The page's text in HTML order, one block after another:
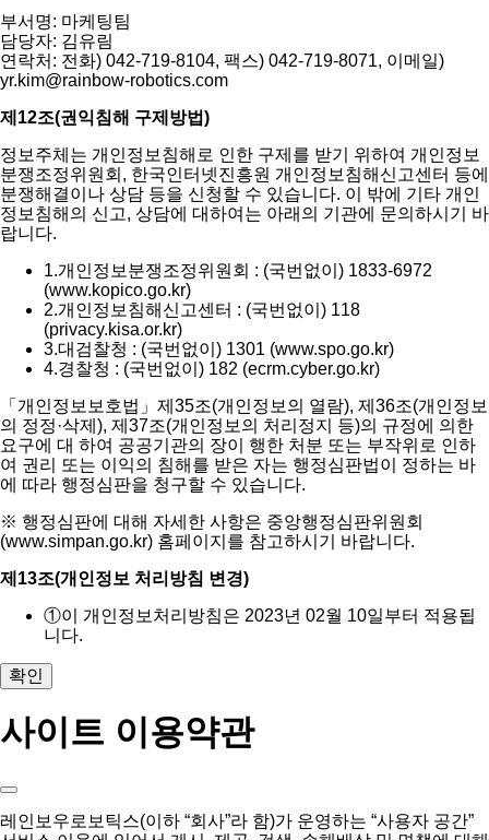
부서명: 마케팅팀
담당자: 김유림
연락처: 전화) 042-719-8104, 팩스) 042-719-8071, 이메일)
yr.kim@rainbow-robotics.com
제12조(권익침해 구제방법)
정보주체는 개인정보침해로 인한 구제를 받기 위하여 개인정보
분쟁조정위원회, 한국인터넷진흥원 개인정보침해신고센터 등에
분쟁해결이나 상담 등을 신청할 수 있습니다. 이 밖에 기타 개인
정보침해의 신고, 상담에 대하여는 아래의 기관에 문의하시기 바
랍니다.
1.개인정보분쟁조정위원회 : (국번없이) 1833-6972
(www.kopico.go.kr)
2.개인정보침해신고센터 : (국번없이) 118
(privacy.kisa.or.kr)
3.대검찰청 : (국번없이) 1301 (www.spo.go.kr)
4.경찰청 : (국번없이) 182 (ecrm.cyber.go.kr)
「개인정보보호법」제35조(개인정보의 열람), 제36조(개인정보
의 정정·삭제), 제37조(개인정보의 처리정지 등)의 규정에 의한
요구에 대 하여 공공기관의 장이 행한 처분 또는 부작위로 인하
여 권리 또는 이익의 침해를 받은 자는 행정심판법이 정하는 바
에 따라 행정심판을 청구할 수 있습니다.
※ 행정심판에 대해 자세한 사항은 중앙행정심판위원회
(www.simpan.go.kr) 홈페이지를 참고하시기 바랍니다.
제13조(개인정보 처리방침 변경)
①이 개인정보처리방침은 2023년 02월 10일부터 적용됩
니다.
확인
사이트 이용약관
레인보우로보틱스(이하 “회사”라 함)가 운영하는 “사용자 공간”